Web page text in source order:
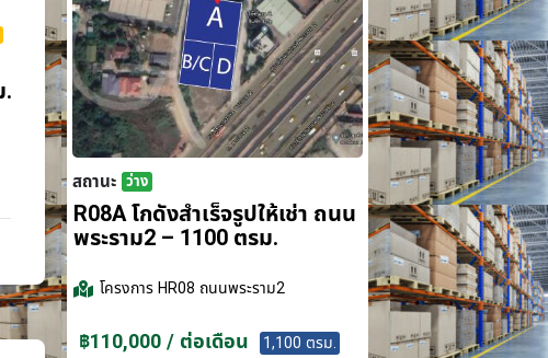
.
สถานะ ว่าง
R08A โกดังสำเร็จรูปให้เช่า ถนน
พระราม2 – 1100 ตรม.
โครงการHR08 ถนนพระราม2
฿110,000 / ต่อเดือน 1,100 ตรม.